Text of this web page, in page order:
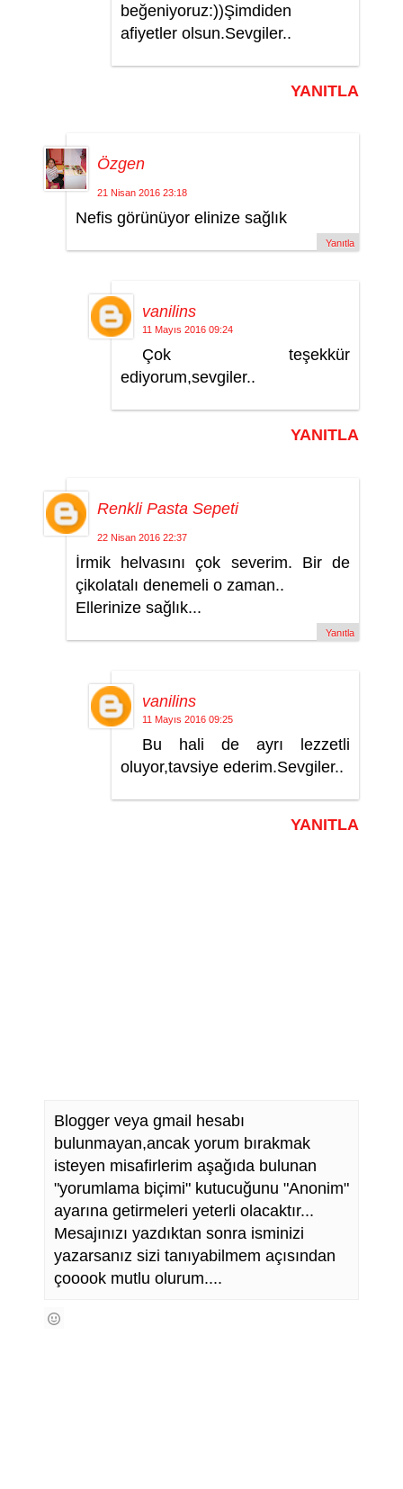
beğeniyoruz:))Şimdiden
afiyetler olsun.Sevgiler..
YANITLA
Özgen
21 Nisan 2016 23:18
Nefis görünüyor elinize sağlık
Yanıtla
vanilins
11 Mayıs 2016 09:24
Çok teşekkür
ediyorum,sevgiler..
YANITLA
Renkli Pasta Sepeti
22 Nisan 2016 22:37
İrmik helvasını çok severim. Bir de
çikolatalı denemeli o zaman..
Ellerinize sağlık...
Yanıtla
vanilins
11 Mayıs 2016 09:25
Bu hali de ayrı lezzetli
oluyor,tavsiye ederim.Sevgiler..
YANITLA
Blogger veya gmail hesabı
bulunmayan,ancak yorum bırakmak
isteyen misafirlerim aşağıda bulunan
"yorumlama biçimi" kutucuğunu "Anonim"
ayarına getirmeleri yeterli olacaktır...
Mesajınızı yazdıktan sonra isminizi
yazarsanız sizi tanıyabilmem açısından
çooook mutlu olurum....